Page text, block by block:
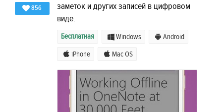
856
заметок и других записей в цифровом
виде.
Бесплатная Windows Android
iPhone Mac OS